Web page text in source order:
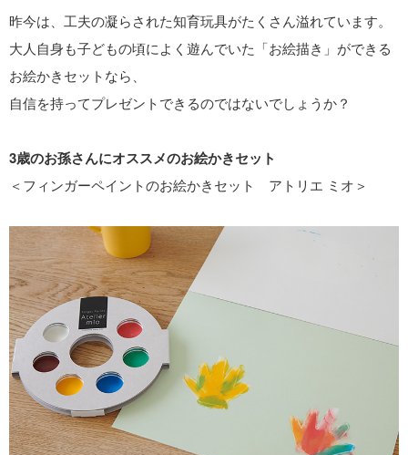
昨今は、工夫の凝らされた知育玩具がたくさん溢れています。
大人自身も子どもの頃によく遊んでいた「お絵描き」ができる
お絵かきセットなら、
自信を持ってプレゼントできるのではないでしょうか？
3歳のお孫さんにオススメのお絵かきセット
＜フィンガーペイントのお絵かきセット アトリエ ミオ＞